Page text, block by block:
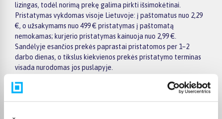
lizingas, todėl norimą prekę galima pirkti išsimokėtinai.
Pristatymas vykdomas visoje Lietuvoje: į paštomatus nuo 2,29
€, o užsakymams nuo 499 € pristatymas į paštomatą
nemokamas; kurjerio pristatymas kainuoja nuo 2,99 €.
Sandėlyje esančios prekės paprastai pristatomos per 1–2
darbo dienas, o tikslus kiekvienos prekės pristatymo terminas
visada nurodomas jos puslapyje.
Pasirinktą prekę iš SAMSUNG skalbinių džiovyklės kategorijos
pristatysime per nurodytą terminą. Jei patogiau užsakymą
atsiimti BIGBOX.LT biure Veiverių g. 171, Kaune.